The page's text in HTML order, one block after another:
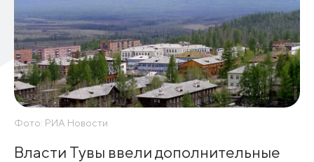
Фото: РИА Новости
Власти Тувы ввели дополнительные